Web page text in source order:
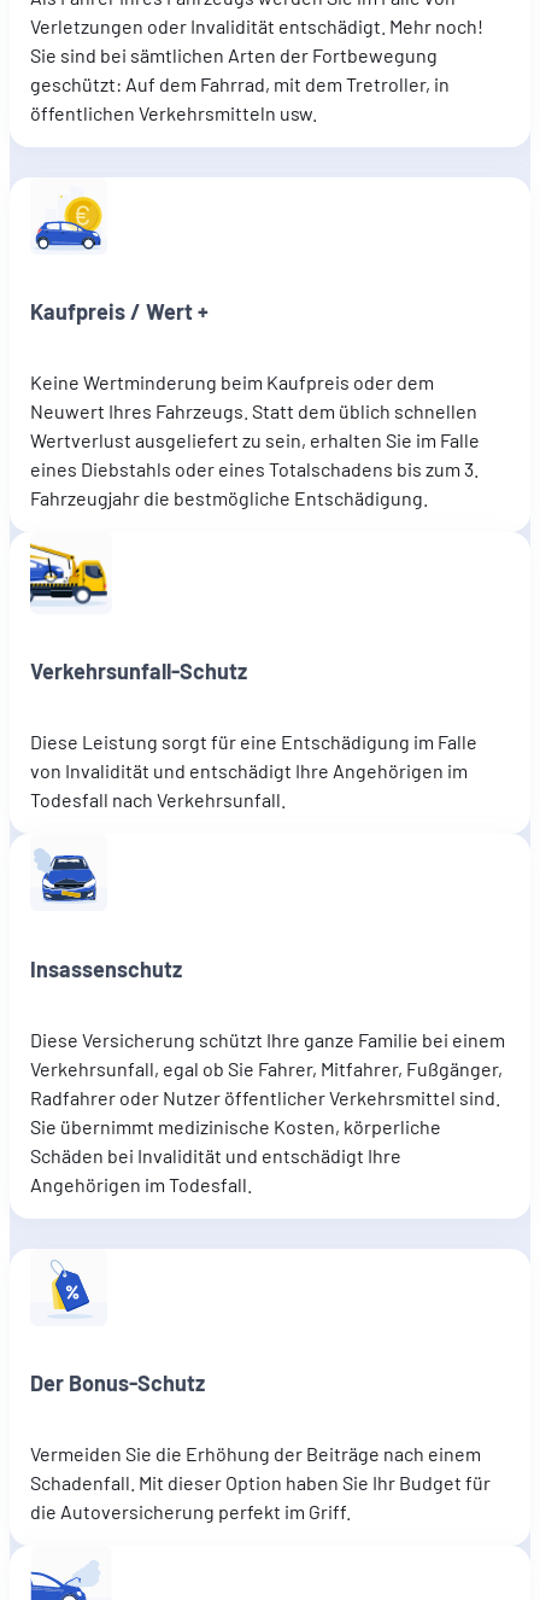
Verletzungen oder Invalidität entschädigt. Mehr noch!
Sie sind bei sämtlichen Arten der Fortbewegung
geschützt: Auf dem Fahrrad, mit dem Tretroller, in
öffentlichen Verkehrsmitteln usw.
Kaufpreis / Wert +
Keine Wertminderung beim Kaufpreis oder dem
Neuwert Ihres Fahrzeugs. Statt dem üblich schnellen
Wertverlust ausgeliefert zu sein, erhalten Sie im Falle
eines Diebstahls oder eines Totalschadens bis zum 3.
Fahrzeugjahr die bestmögliche Entschädigung.
Verkehrsunfall-Schutz
Diese Leistung sorgt für eine Entschädigung im Falle
von Invalidität und entschädigt Ihre Angehörigen im
Todesfall nach Verkehrsunfall.
Insassenschutz
Diese Versicherung schützt Ihre ganze Familie bei einem
Verkehrsunfall, egal ob Sie Fahrer, Mitfahrer, Fußgänger,
Radfahrer oder Nutzer öffentlicher Verkehrsmittel sind.
Sie übernimmt medizinische Kosten, körperliche
Schäden bei Invalidität und entschädigt Ihre
Angehörigen im Todesfall.
Der Bonus-Schutz
Vermeiden Sie die Erhöhung der Beiträge nach einem
Schadenfall. Mit dieser Option haben Sie Ihr Budget für
die Autoversicherung perfekt im Griff.